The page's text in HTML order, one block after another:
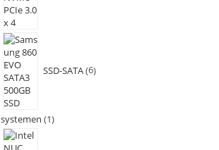
SSD-SATA 6
systemen 1